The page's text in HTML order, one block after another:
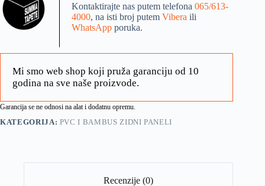
Kontaktirajte nas putem telefona 065/613-
4000, na isti broj putem Vibera ili
WhatsApp poruka.
Mi smo web shop koji pruža garanciju od 10
godina na sve naše proizvode.
Garancija se ne odnosi na alat i dodatnu opremu.
KATEGORIJA: PVC I BAMBUS ZIDNI PANELI
Recenzije (0)